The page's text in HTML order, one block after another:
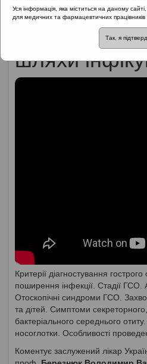
Гострий
критерії
шляхи
Критерії діагностування
поширення інфекції. Стадії ГСО.
Отоскопічні синдроми ГСО.
та дітей. Симптоми
бактеріального середнього
носоглотки. Особливості
Коментує заслужений лікар
Уся інформація, яка міститься на даному
для медичних та фармацевтичних працівників
Так, я